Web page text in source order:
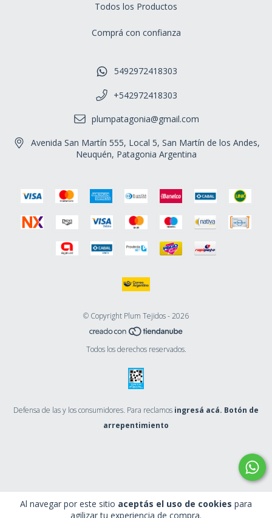
Al navegar por este sitio aceptás el uso de cookies para
agilizar tu experiencia de compra.
Todos los Productos
Comprá con confianza
5492972418303
+542972418303
plumpatagonia@gmail.com
Avenida San Martín 555, Local 5, San Martín de los Andes,
Neuquén, Patagonia Argentina
© Copyright Plum Tejidos - 2026
Todos los derechos reservados.
Defensa de las y los consumidores. Para reclamos ingresá acá. Botón de
arrepentimiento